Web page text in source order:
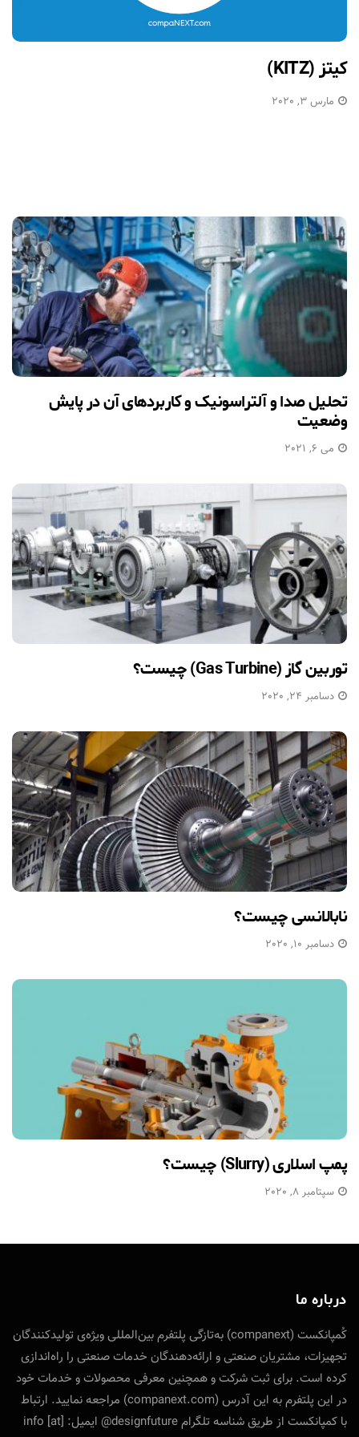
کیتز (KITZ)
مارس 3, 2020
تحلیل صدا و آلتراسونیک و کاربردهای آن در پایش
وضعیت
می 6, 2021
توربین گاز (Gas Turbine) چیست؟
دسامبر 24, 2020
نابالانسی چیست؟
دسامبر 10, 2020
پمپ اسلاری (Slurry) چیست؟
سپتامبر 8, 2020
درباره ما
کُمپانکست (companext) به‌تازگی پلتفرم بین‌المللی ویژه‌ی تولید‌کنندگان
تجهیزات، مشتریان صنعتی و ارائه‌دهندگان خدمات صنعتی را راه‌اندازی
کرده است. برای ثبت شرکت و همچنین معرفی محصولات و خدمات خود
در این پلتفرم به این آدرس (companext.com) مراجعه نمایید. ارتباط
با کمپانکست از طریق شناسه تلگرام designfuture@ ایمیل: info [at]